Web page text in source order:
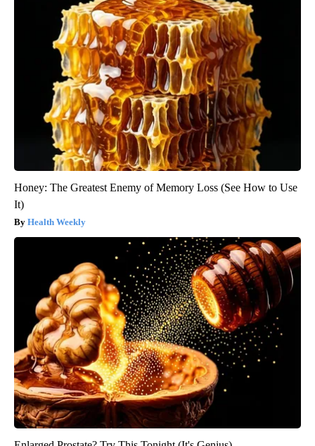
Honey: The Greatest Enemy of Memory Loss (See How to Use
It)
Health Weekly